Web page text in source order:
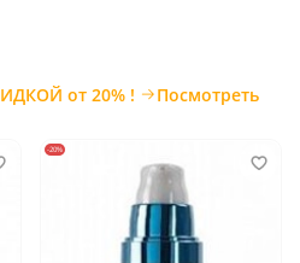
ТОВАРЫ ПО АКЦИИ СО СКИДКОЙ от 20% !
Посмотреть
-20%